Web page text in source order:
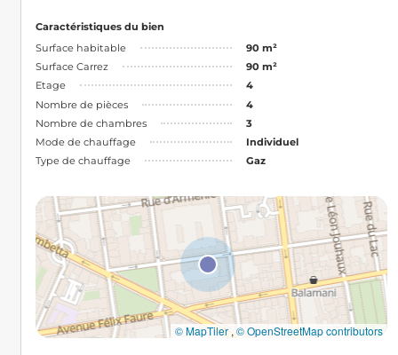
Caractéristiques du bien
Surface habitable
90 m²
Surface Carrez
90 m²
Etage
4
Nombre de pièces
4
Nombre de chambres
3
Mode de chauffage
Individuel
Type de chauffage
Gaz
© MapTiler,© OpenStreetMap contributors